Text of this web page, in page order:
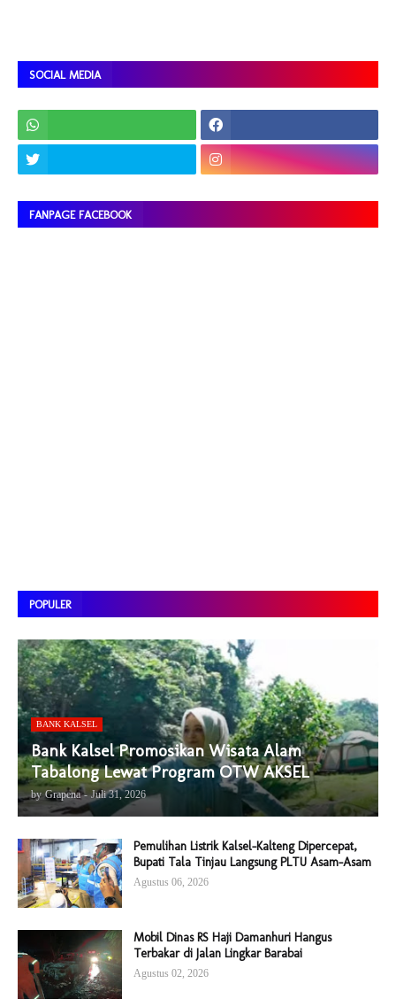
SOCIAL MEDIA
FANPAGE FACEBOOK
POPULER
BANK KALSEL
Bank Kalsel Promosikan Wisata Alam
Tabalong Lewat Program OTW AKSEL
by Grapena - Juli 31, 2026
Pemulihan Listrik Kalsel-Kalteng Dipercepat,
Bupati Tala Tinjau Langsung PLTU Asam-Asam
Agustus 06, 2026
Mobil Dinas RS Haji Damanhuri Hangus
Terbakar di Jalan Lingkar Barabai
Agustus 02, 2026